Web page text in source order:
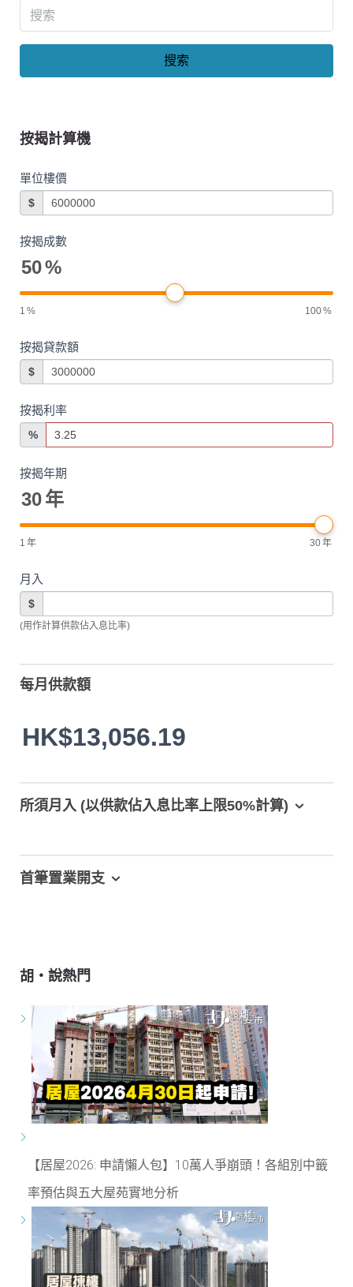
搜索
按揭計算機
單位樓價
$
按揭成數
50%
1 % 100%
按揭貸款額
$
按揭利率
%
按揭年期
30年
1 年 30年
月入
$
(用作計算供款佔入息比率)
每月供款額
HK$13,056.19
所須月入 (以供款佔入息比率上限50%計算)
首筆置業開支
胡‧說熱門
【居屋2026: 申請懶人包】10萬人爭崩頭！各組別中籤
率預估與五大屋苑實地分析